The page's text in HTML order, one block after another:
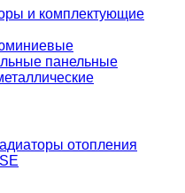
и комплектующие
панельные
отопления